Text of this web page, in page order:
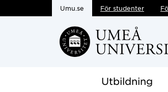
Hoppa direkt till
Umu.se För studenter
Utbildning